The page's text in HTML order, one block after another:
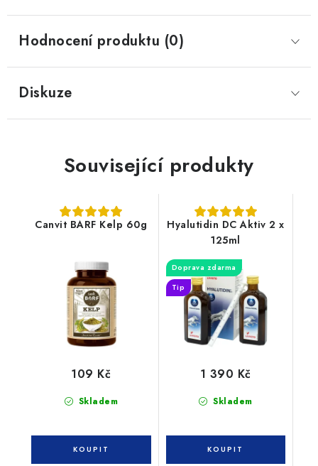
Hodnocení produktu (0)
Diskuze
Související produkty
Canvit BARF Kelp 60g
Skladem
109 Kč
Hyalutidin DC Aktiv 2 x
125ml
Doprava zdarma
Tip
Skladem
1 390 Kč